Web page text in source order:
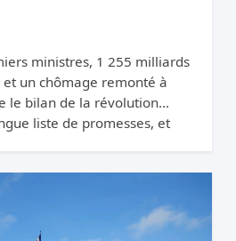
ministres, 1 255 milliards
un chômage remonté à
le bilan de la révolution
liste de promesses, et